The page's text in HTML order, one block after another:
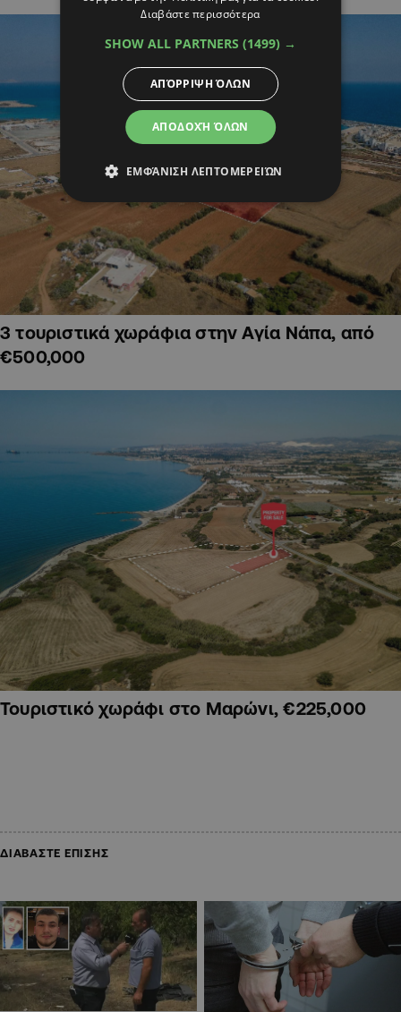
3 τουριστικά χωράφια στην Αγία Νάπα, από
€500,000
Τουριστικό χωράφι στο Μαρώνι, €225,000
ΔΙΑΒΑΣΤΕ ΕΠΙΣΗΣ
Διαβάστε περισσότερα
SHOW ALL PARTNERS (1499) →
ΑΠΟΔΟΧΉ ΌΛΩΝ
ΑΠΌΡΡΙΨΗ ΌΛΩΝ
ΕΜΦΆΝΙΣΗ ΛΕΠΤΟΜΕΡΕΙΏΝ